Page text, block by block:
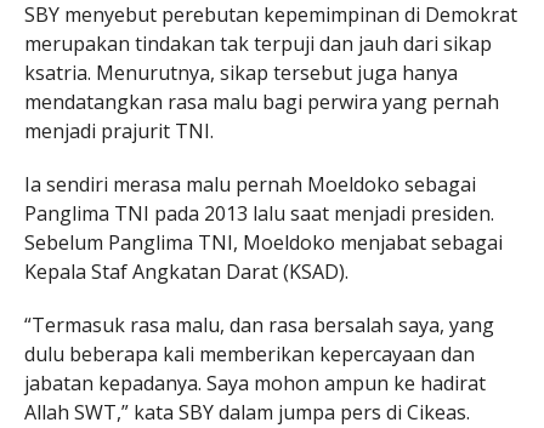
SBY menyebut perebutan kepemimpinan di Demokrat
merupakan tindakan tak terpuji dan jauh dari sikap
ksatria. Menurutnya, sikap tersebut juga hanya
mendatangkan rasa malu bagi perwira yang pernah
menjadi prajurit TNI.
Ia sendiri merasa malu pernah Moeldoko sebagai
Panglima TNI pada 2013 lalu saat menjadi presiden.
Sebelum Panglima TNI, Moeldoko menjabat sebagai
Kepala Staf Angkatan Darat (KSAD).
“Termasuk rasa malu, dan rasa bersalah saya, yang
dulu beberapa kali memberikan kepercayaan dan
jabatan kepadanya. Saya mohon ampun ke hadirat
Allah SWT,” kata SBY dalam jumpa pers di Cikeas.